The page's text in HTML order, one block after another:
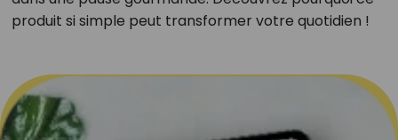
produit si simple peut transformer votre quotidien !